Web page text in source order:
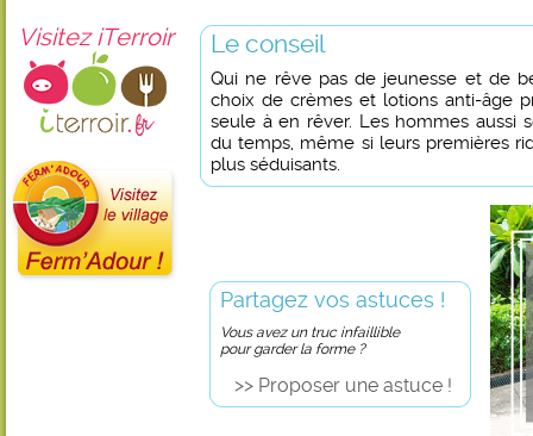
Visitez iTerroir Le conseil
Qui ne rêve pas de jeunesse et de
choix de crèmes et lotions anti-âge
seule à en rêver. Les hommes aussi
du temps, même si leurs premières
plus séduisants.
Partagez vos astuces !
Vous avez un truc infaillible
pour garder la forme ?
>> Proposer une astuce !